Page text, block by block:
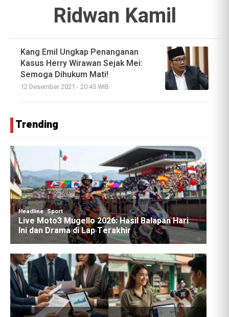
Ridwan Kamil
Kang Emil Ungkap Penanganan
Kasus Herry Wirawan Sejak Mei:
Semoga Dihukum Mati!
12 Desember 2021 - 20:45 WIB
Trending